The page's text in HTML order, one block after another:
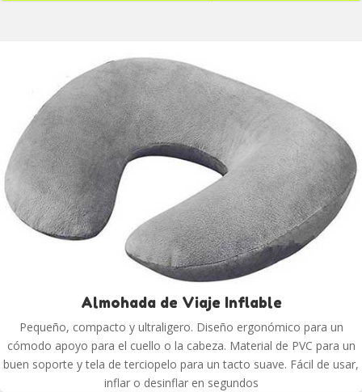
Almohada de Viaje Inflable
Pequeño, compacto y ultraligero. Diseño ergonómico para un
cómodo apoyo para el cuello o la cabeza. Material de PVC para un
buen soporte y tela de terciopelo para un tacto suave. Fácil de usar,
inflar o desinflar en segundos